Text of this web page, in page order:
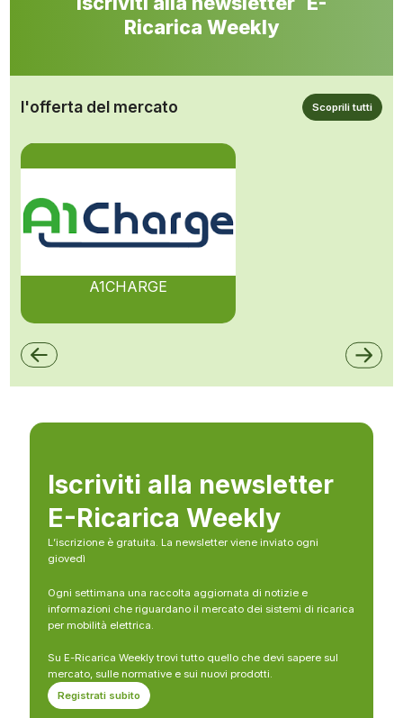
Ricarica Weekly
l'offerta del mercato Scoprili tutti
A1CHARGE
Iscriviti alla newsletter
E-Ricarica Weekly
L’iscrizione è gratuita. La newsletter viene inviato ogni
giovedì
Ogni settimana una raccolta aggiornata di notizie e
informazioni che riguardano il mercato dei sistemi di ricarica
per mobilità elettrica.
Su E-Ricarica Weekly trovi tutto quello che devi sapere sul
mercato, sulle normative e sui nuovi prodotti.
Registrati subito